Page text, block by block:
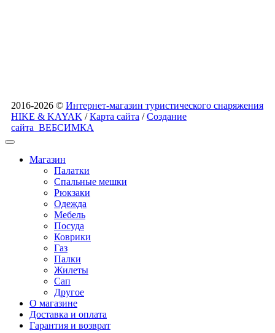
2016-2026 © Интернет-магазин туристического снаряжения
HIKE & KAYAK /Карта сайта /Создание
сайта ВЕБСИМКА
Магазин
Палатки
Спальные мешки
Рюкзаки
Одежда
Мебель
Посуда
Коврики
Газ
Палки
Жилеты
Сап
Другое
О магазине
Доставка и оплата
Гарантия и возврат